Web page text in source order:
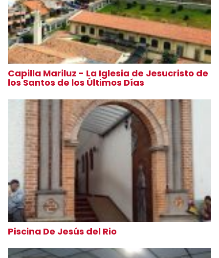
Capilla Mariluz - La Iglesia de Jesucristo de
los Santos de los Últimos Días
Piscina De Jesús del Rio